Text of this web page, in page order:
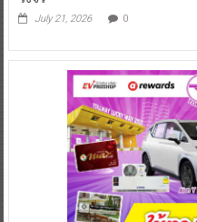
July 21, 2026 0